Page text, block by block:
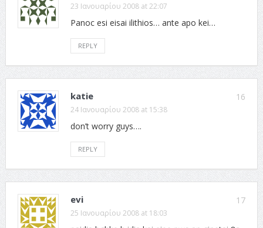
23 Ιανουαρίου 2008 at 22:07
Panoc esi eisai ilithios… ante apo kei…
REPLY
16
katie
24 Ιανουαρίου 2008 at 15:38
don’t worry guys….
REPLY
17
evi
25 Ιανουαρίου 2008 at 18:03